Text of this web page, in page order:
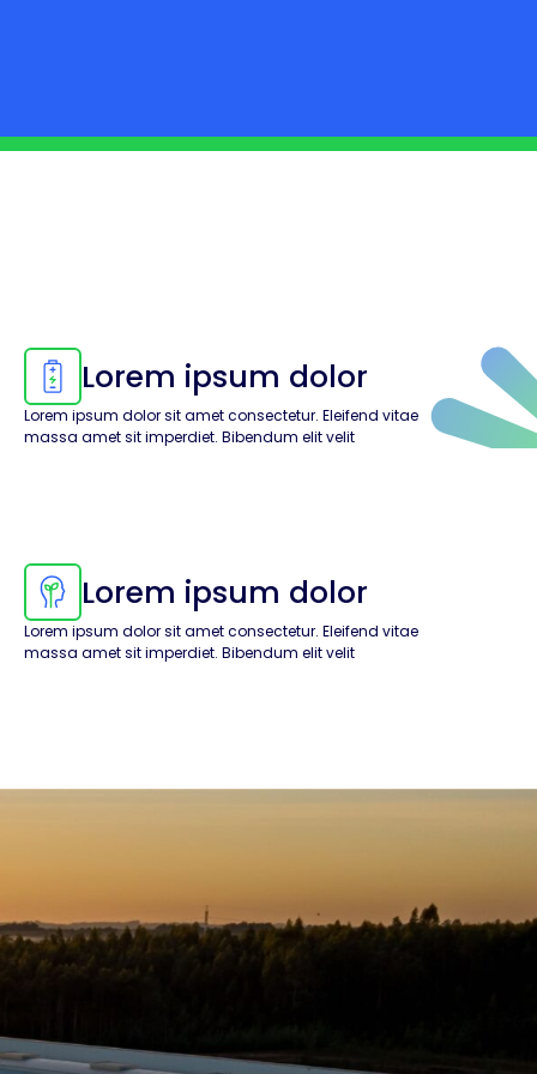
Lorem ipsum dolor
Lorem ipsum dolor sit amet consectetur. Eleifend vitae
massa amet sit imperdiet. Bibendum elit velit
Lorem ipsum dolor
Lorem ipsum dolor sit amet consectetur. Eleifend vitae
massa amet sit imperdiet. Bibendum elit velit